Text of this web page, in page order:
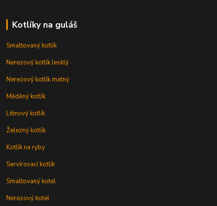
Kotlíky na guláš
Smaltovaný kotlík
Nerezový kotlík lesklý
Nerezový kotlík matný
Měděný kotlík
Litinový kotlík
Železný kotlík
Kotlík na ryby
Servírovací kotlík
Smaltovaný kotel
Nerezový kotel